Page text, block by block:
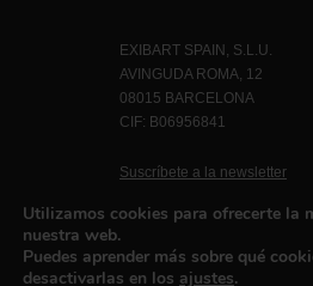
EXIBART SPAIN, S.L.U.
AVINGUDA ROMA, 12
08015 BARCELONA
CIF: B06956841
Suscríbete a la newsletter
Utilizamos cookies para ofrecerte la
nuestra web.
Puedes aprender más sobre qué
desactivarlas en los ajustes.